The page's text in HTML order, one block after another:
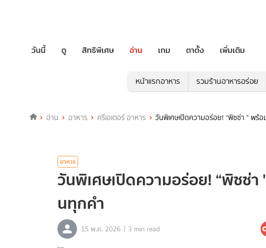
วันนี้ ดู สิทธิพิเศษ อ่าน เกม ตาตั้ง เพิ่มเติม
หน้าแรกอาหาร รวมร้านอาหารอร่อย
อ่าน อาหาร ครีเอเตอร์ อาหาร วันพิเศษเปิดความอร่อย! “พิซซ่า " พร้
อาหาร
วันพิเศษเปิดความอร่อย! “พิซซ่
นทุกคำ
15 พ.ค. 2026 | 3 min read